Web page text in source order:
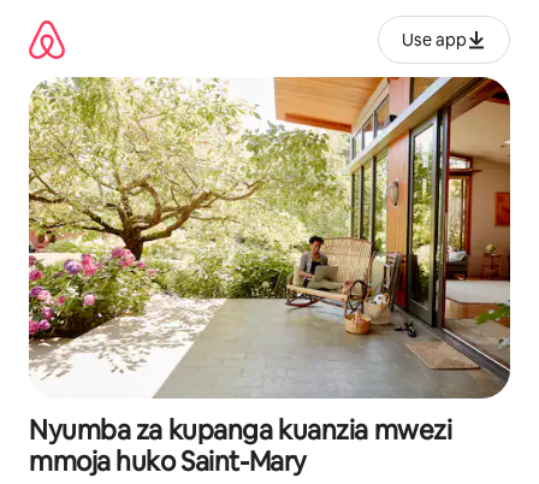
kwenda
kwenye
maudhui
Use app
Nyumba za kupanga kuanzia mwezi
mmoja huko Saint-Mary